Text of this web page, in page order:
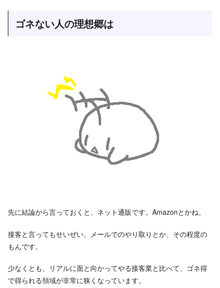
ゴネない人の理想郷は
先に結論から言っておくと、ネット通販です。Amazonとかね。
接客と言ってもせいぜい、メールでのやり取りとか、その程度の
もんです。
少なくとも、リアルに面と向かってやる接客業と比べて、ゴネ得
で得られる領域が非常に狭くなっています。